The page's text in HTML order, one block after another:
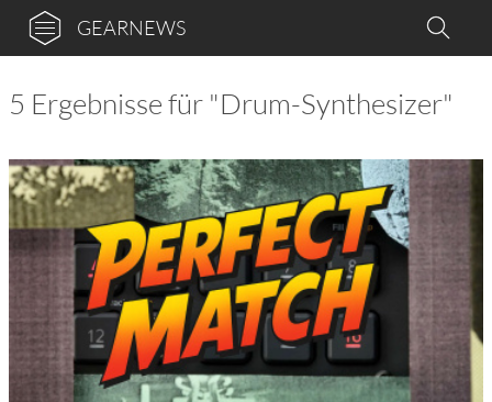
GEARNEWS
5 Ergebnisse für "Drum-Synthesizer"